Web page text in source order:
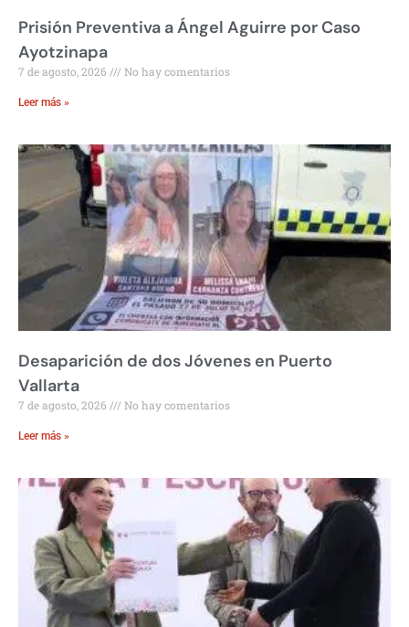
Prisión Preventiva a Ángel Aguirre por Caso
Ayotzinapa
7 de agosto, 2026 No hay comentarios
Leer más »
Desaparición de dos Jóvenes en Puerto
Vallarta
7 de agosto, 2026 No hay comentarios
Leer más »